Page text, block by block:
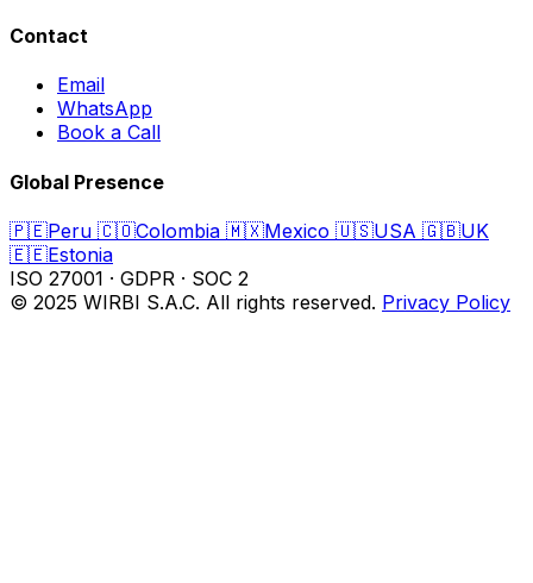
Contact
Email
WhatsApp
Book a Call
Global Presence
🇵🇪Peru 🇨🇴Colombia 🇲🇽Mexico 🇺🇸USA 🇬🇧UK
🇪🇪Estonia
ISO 27001 · GDPR · SOC 2
© 2025 WIRBI S.A.C. All rights reserved. Privacy Policy